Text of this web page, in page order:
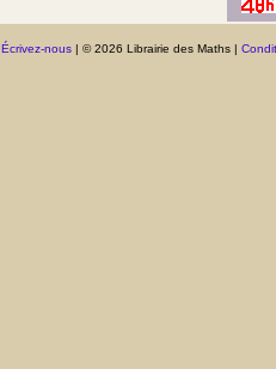
Écrivez-nous| © 2026 Librairie des Maths |